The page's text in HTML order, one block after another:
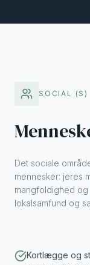
SOCIAL (S)
Det sociale
mennesker: jeres
mangfoldighed
lokalsamfund og
Kortlægge og